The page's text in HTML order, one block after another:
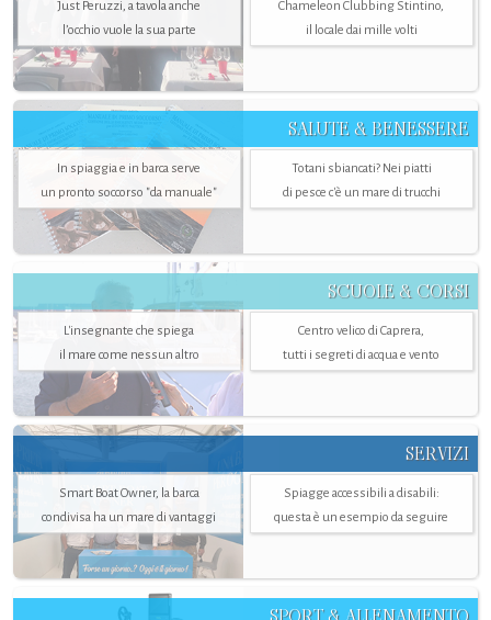
Just Peruzzi, a tavola anche
l’occhio vuole la sua parte
Chameleon Clubbing Stintino,
il locale dai mille volti
SALUTE & BENESSERE
In spiaggia e in barca serve
un pronto soccorso "da manuale"
Totani sbiancati? Nei piatti
di pesce c'è un mare di trucchi
SCUOLE & CORSI
L'insegnante che spiega
il mare come nessun altro
Centro velico di Caprera,
tutti i segreti di acqua e vento
SERVIZI
Smart Boat Owner, la barca
condivisa ha un mare di vantaggi
Spiagge accessibili a disabili:
questa è un esempio da seguire